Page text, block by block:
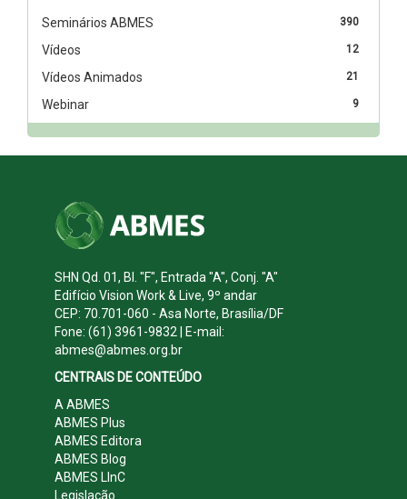
390
Seminários ABMES
12
Vídeos
21
Vídeos Animados
9
Webinar
SHN Qd. 01, Bl. "F", Entrada "A", Conj. "A"
Edifício Vision Work & Live, 9º andar
CEP: 70.701-060 - Asa Norte, Brasília/DF
Fone: (61) 3961-9832 | E-mail:
abmes@abmes.org.br
CENTRAIS DE CONTEÚDO
A ABMES
ABMES Plus
ABMES Editora
ABMES Blog
ABMES LInC
Legislação